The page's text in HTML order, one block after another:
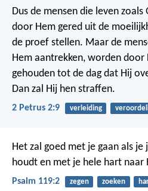
Dus de mensen die leven
door Hem gered uit de
de proef stellen. Maar de
Hem aantrekken, worden door
gehouden tot de dag dat Hij
Dan zal Hij hen straffen.
2 Petrus 2:9 verleiding
Het zal goed met je gaan als je
houdt en met je hele hart naar
Psalm 119:2 zegen zoeken